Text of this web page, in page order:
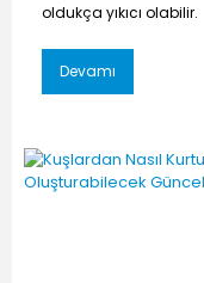
oldukça yıkıcı olabilir.
Devamı